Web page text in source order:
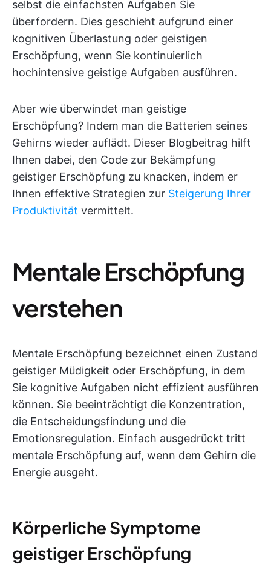
selbst die einfachsten Aufgaben Sie
überfordern. Dies geschieht aufgrund einer
kognitiven Überlastung oder geistigen
Erschöpfung, wenn Sie kontinuierlich
hochintensive geistige Aufgaben ausführen.
Aber wie überwindet man geistige
Erschöpfung? Indem man die Batterien seines
Gehirns wieder auflädt. Dieser Blogbeitrag hilft
Ihnen dabei, den Code zur Bekämpfung
geistiger Erschöpfung zu knacken, indem er
Ihnen effektive Strategien zur Steigerung Ihrer
Produktivität vermittelt.
Mentale Erschöpfung
verstehen
Mentale Erschöpfung bezeichnet einen Zustand
geistiger Müdigkeit oder Erschöpfung, in dem
Sie kognitive Aufgaben nicht effizient ausführen
können. Sie beeinträchtigt die Konzentration,
die Entscheidungsfindung und die
Emotionsregulation. Einfach ausgedrückt tritt
mentale Erschöpfung auf, wenn dem Gehirn die
Energie ausgeht.
Körperliche Symptome
geistiger Erschöpfung